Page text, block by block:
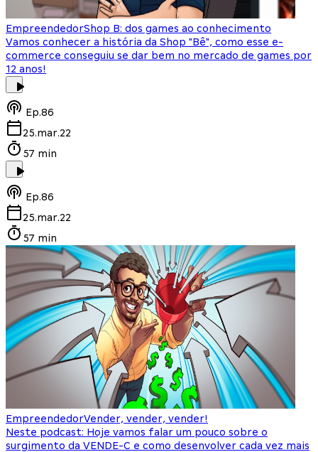
EmpreendedorShop B: dos games ao conhecimento
Vamos conhecer a história da Shop "Bê", como esse e-
commerce conseguiu se dar bem no mercado de games por
12 anos!
Ep.86
25.mar.22
57 min
Ep.86
25.mar.22
57 min
EmpreendedorVender, vender, vender!
Neste podcast: Hoje vamos falar um pouco sobre o
surgimento da VENDE-C e como desenvolver cada vez mais